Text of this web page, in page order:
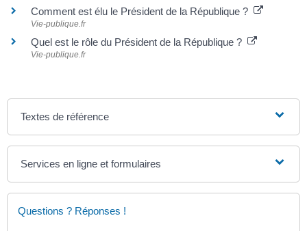
Comment est élu le Président de la République ?
Vie-publique.fr
Quel est le rôle du Président de la République ?
Vie-publique.fr
Textes de référence
Services en ligne et formulaires
Questions ? Réponses !